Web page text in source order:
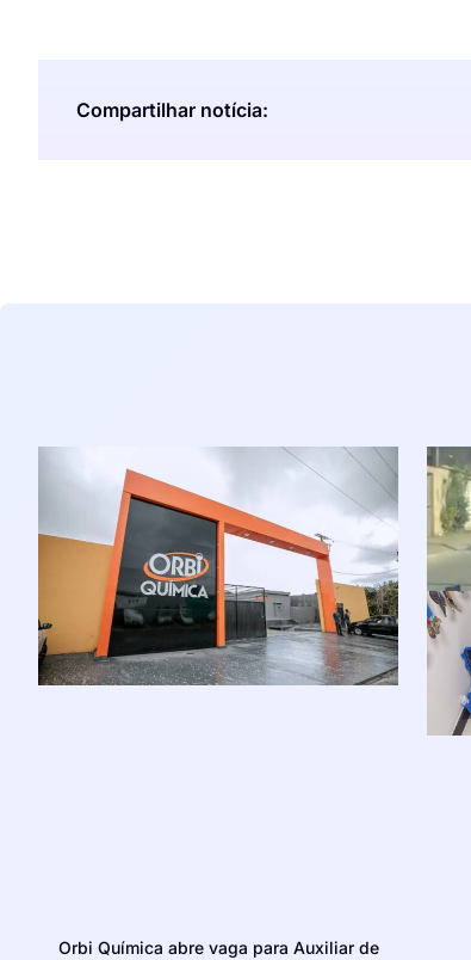
Compartilhar notícia:
Orbi Química abre vaga para Auxiliar de